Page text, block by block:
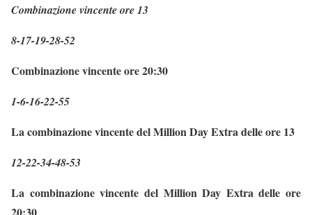
Combinazione vincente ore 13
8-17-19-28-52
Combinazione vincente ore 20:30
1-6-16-22-55
La combinazione vincente del Million Day Extra delle ore 13
12-22-34-48-53
La combinazione vincente del Million Day Extra delle ore